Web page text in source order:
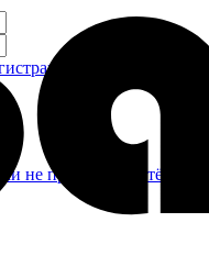
не проглядеть в тёмное